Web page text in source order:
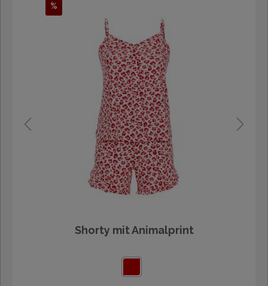
%
Shorty mit Animalprint